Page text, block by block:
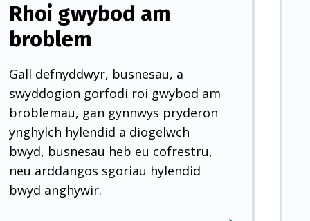
Rhoi gwybod am
broblem
Gall defnyddwyr, busnesau, a
swyddogion gorfodi roi gwybod am
broblemau, gan gynnwys pryderon
ynghylch hylendid a diogelwch
bwyd, busnesau heb eu cofrestru,
neu arddangos sgoriau hylendid
bwyd anghywir.